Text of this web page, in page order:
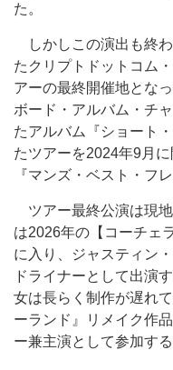
た。
しかしこの演出も終
たクリプトドットコム
アーの最終開催地とな
ボード・アルバム・チ
たアルバム『ショート
たツアーを2024年9月
『マンズ・ベスト・フ
ツアー最終公演は現
は2026年の【コーチェ
に入り、ジャスティン
ドライナーとして出演
女は長らく制作が遅れ
ーランド』リメイク作
ー兼主演として参加する